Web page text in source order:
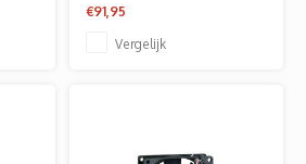
€91,95
Vergelijk